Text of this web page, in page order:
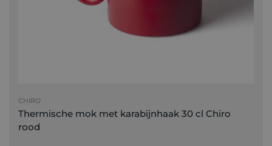
CHIRO
Thermische mok met karabijnhaak 30 cl Chiro
rood